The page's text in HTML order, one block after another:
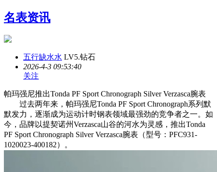
名表资讯
五行缺水水 LV5.钻石
2026-4-3 09:53:40
关注
帕玛强尼推出Tonda PF Sport Chronograph Silver Verzasca腕表
过去两年来，帕玛强尼Tonda PF Sport Chronograph系列默
默发力，逐渐成为运动计时钢表领域最强劲的竞争者之一。如
今，品牌以提契诺州Verzasca山谷的河水为灵感，推出Tonda
PF Sport Chronograph Silver Verzasca腕表（型号：PFC931-
1020023-400182）。